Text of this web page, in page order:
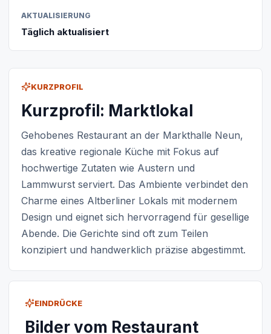
KURZPROFIL
Kurzprofil: Marktlokal
Gehobenes Restaurant an der Markthalle Neun,
das kreative regionale Küche mit Fokus auf
hochwertige Zutaten wie Austern und
Lammwurst serviert. Das Ambiente verbindet den
Charme eines Altberliner Lokals mit modernem
Design und eignet sich hervorragend für gesellige
Abende. Die Gerichte sind oft zum Teilen
konzipiert und handwerklich präzise abgestimmt.
EINDRÜCKE
Bilder vom Restaurant
AKTUALISIERUNG
Täglich aktualisiert